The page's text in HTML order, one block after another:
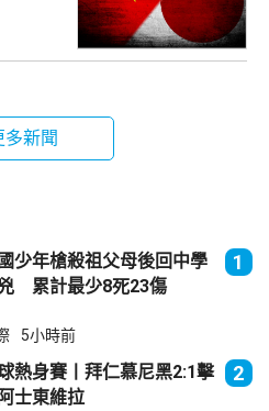
多新聞
少年槍殺祖父母後回中學
累計最少8死23傷
1
5小時前
熱身賽丨拜仁慕尼黑2:1擊
士東維拉
2